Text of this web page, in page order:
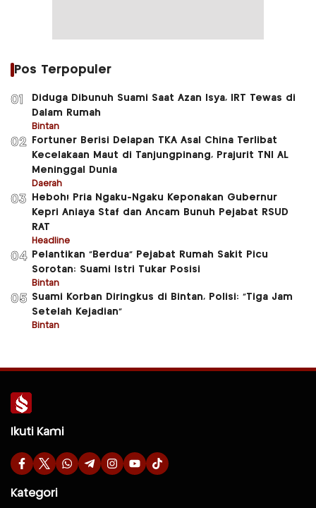
Pos Terpopuler
01
Diduga Dibunuh Suami Saat Azan Isya, IRT Tewas di
Dalam Rumah
Bintan
02
Fortuner Berisi Delapan TKA Asal China Terlibat
Kecelakaan Maut di Tanjungpinang, Prajurit TNI AL
Meninggal Dunia
Daerah
03
Heboh! Pria Ngaku-Ngaku Keponakan Gubernur
Kepri Aniaya Staf dan Ancam Bunuh Pejabat RSUD
RAT
Headline
04
Pelantikan “Berdua” Pejabat Rumah Sakit Picu
Sorotan: Suami Istri Tukar Posisi
Bintan
05 Suami Korban Diringkus di Bintan, Polisi: “Tiga Jam
Setelah Kejadian”
Bintan
Ikuti Kami
Kategori